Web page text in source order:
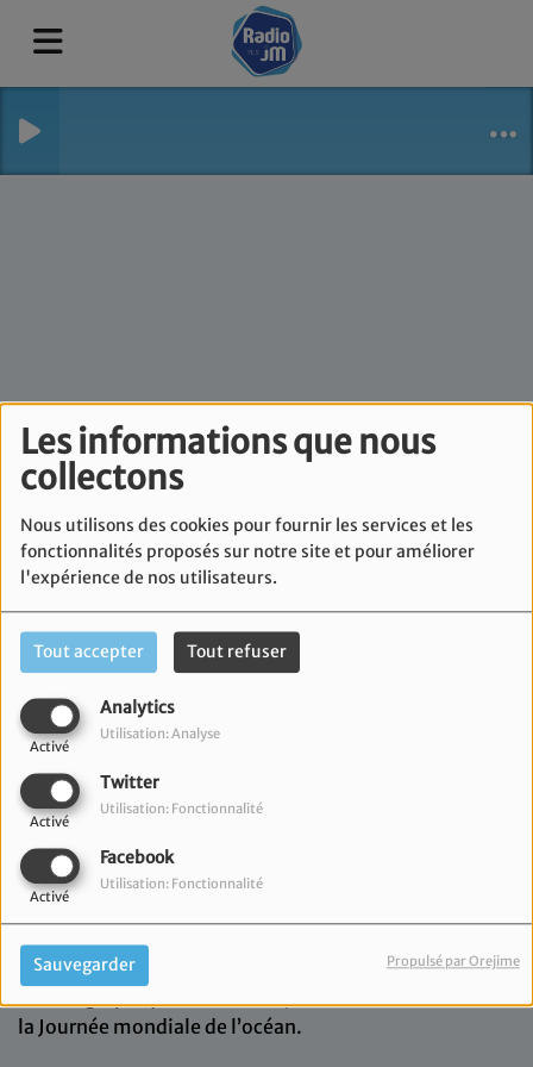
Les informations que nous
collectons
Nous utilisons des cookies pour fournir les services et les
fonctionnalités proposés sur notre site et pour améliorer
l'expérience de nos utilisateurs.
Tout accepter Tout refuser
Analytics
Activé
Utilisation: Analyse
Twitter
Activé
Utilisation: Fonctionnalité
Facebook
Activé
Utilisation: Fonctionnalité
Sauvegarder Propulsé par Orejime
Espace Mediterranée
- Mardi 9 juin
09 juin 2026
Barthès revient sur les 60 ans de l'institut
la Journée mondiale de l’océan.